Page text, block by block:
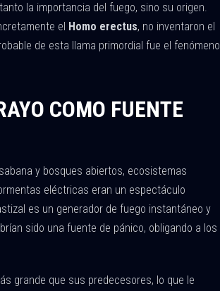
la importancia del fuego, sino su origen.
el Homo erectus, no inventaron el
de esta llama primordial fue el fenómeno
COMO FUENTE
y bosques abiertos, ecosistemas
eléctricas eran un espectáculo
es un generador de fuego instantáneo y
sido una fuente de pánico, obligando a los
grande que sus predecesores, lo que le